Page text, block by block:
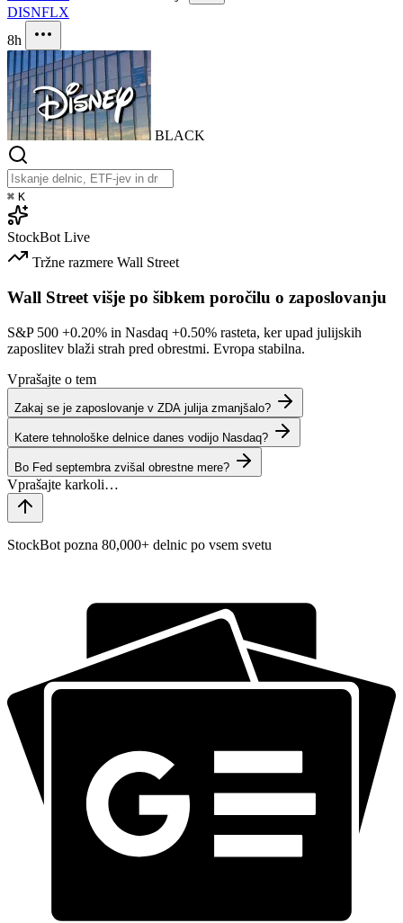
DISNFLX
8h
BLACK
⌘ K
StockBot Live
Tržne razmere Wall Street
Wall Street višje po šibkem poročilu o zaposlovanju
S&P 500 +0.20% in Nasdaq +0.50% rasteta, ker upad julijskih
zaposlitev blaži strah pred obrestmi. Evropa stabilna.
Vprašajte o tem
Zakaj se je zaposlovanje v ZDA julija zmanjšalo?
Katere tehnološke delnice danes vodijo Nasdaq?
Bo Fed septembra zvišal obrestne mere?
StockBot pozna 80,000+ delnic po vsem svetu